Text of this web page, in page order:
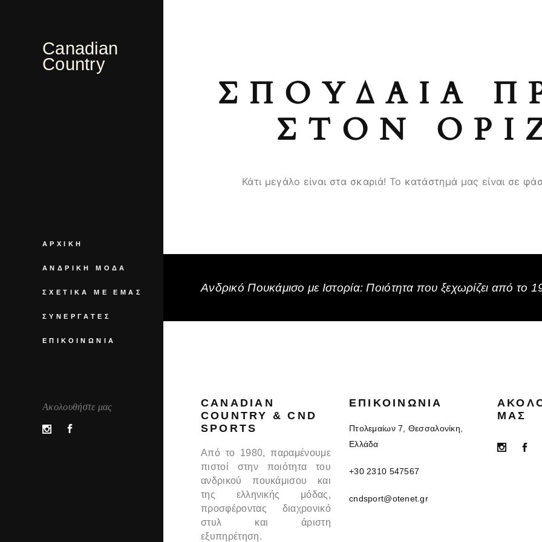
Canadian
Country
ΑΡΧΙΚΉ
ΑΝΔΡΙΚΉ ΜΌΔΑ
ΣΧΕΤΙΚΆ ΜΕ ΕΜΆΣ
ΣΥΝΕΡΓΆΤΕΣ
ΕΠΙΚΟΙΝΩΝΊΑ
Ακολουθήστε μας
ΣΠΟΥΔΑΊΑ
ΣΤΟΝ
Κάτι μεγάλο είναι στα σκαριά! Το κατάστημά μας είναι σε
Ανδρικό Πουκάμισο με Ιστορία: Ποιότητα που ξεχωρίζει από το
CANADIAN
COUNTRY & CND
SPORTS
Από το 1980, παραμένουμε
πιστοί στην ποιότητα του
ανδρικού πουκάμισου και
της ελληνικής μόδας,
προσφέροντας διαχρονικό
στυλ και άριστη
εξυπηρέτηση.
ΕΠΙΚΟΙΝΩΝΊΑ
Πτολεμαίων 7, Θεσσαλονίκη,
Ελλάδα
+30 2310 547567
cndsport@otenet.gr
ΜΑΣ